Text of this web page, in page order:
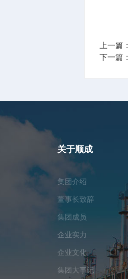
上一篇：
下一篇：
关于顺成
集团介绍
董事长致辞
集团成员
企业实力
企业文化
集团大事记